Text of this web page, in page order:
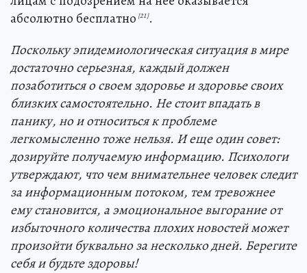
абсолютно бесплатно [21].
Поскольку эпидемиологическая ситуация в мире
достаточно серьезная, каждый должен
позаботиться о своем здоровье и здоровье своих
близких самостоятельно. Не стоит впадать в
панику, но и относиться к проблеме
легкомысленно тоже нельзя. И еще один совет:
дозируйте получаемую информацию. Психологи
утверждают, что чем внимательнее человек следит
за информационным потоком, тем тревожнее
ему становится, а эмоциональное выгорание от
избыточного количества плохих новостей может
произойти буквально за несколько дней. Берегите
себя и будьте здоровы!